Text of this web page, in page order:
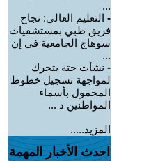
...
- التعليم العالي: نجاح
فريق طبي بمستشفيات
سوهاج الجامعية في إن
...
- نشأت حتة يتحرك
لمواجهة تسجيل خطوط
المحمول بأسماء
المواطنين د ...
المزيد.....
احدث الأخبار المهمة